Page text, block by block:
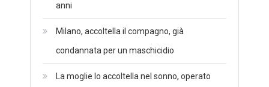
anni
Milano, accoltella il compagno, già
condannata per un maschicidio
La moglie lo accoltella nel sonno, operato